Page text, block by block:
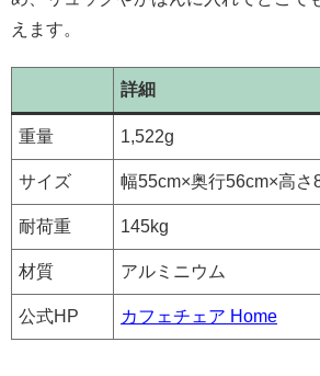
えます。
詳細
重量 1,522g
サイズ 幅55cm×奥行56cm×高さ
耐荷重 145kg
材質 アルミニウム
公式HP カフェチェア Home